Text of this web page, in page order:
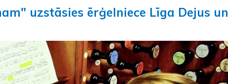
uzstāsies ērģelniece Līga Dejus un